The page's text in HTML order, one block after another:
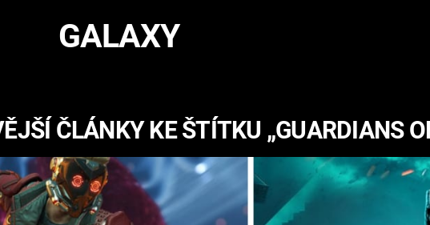
GTA 6
DELIVERANCE
ESPORT
CHUCK
NORRIS
GALAXY
ČLÁNKY KE ŠTÍTKU „GUARDIANS